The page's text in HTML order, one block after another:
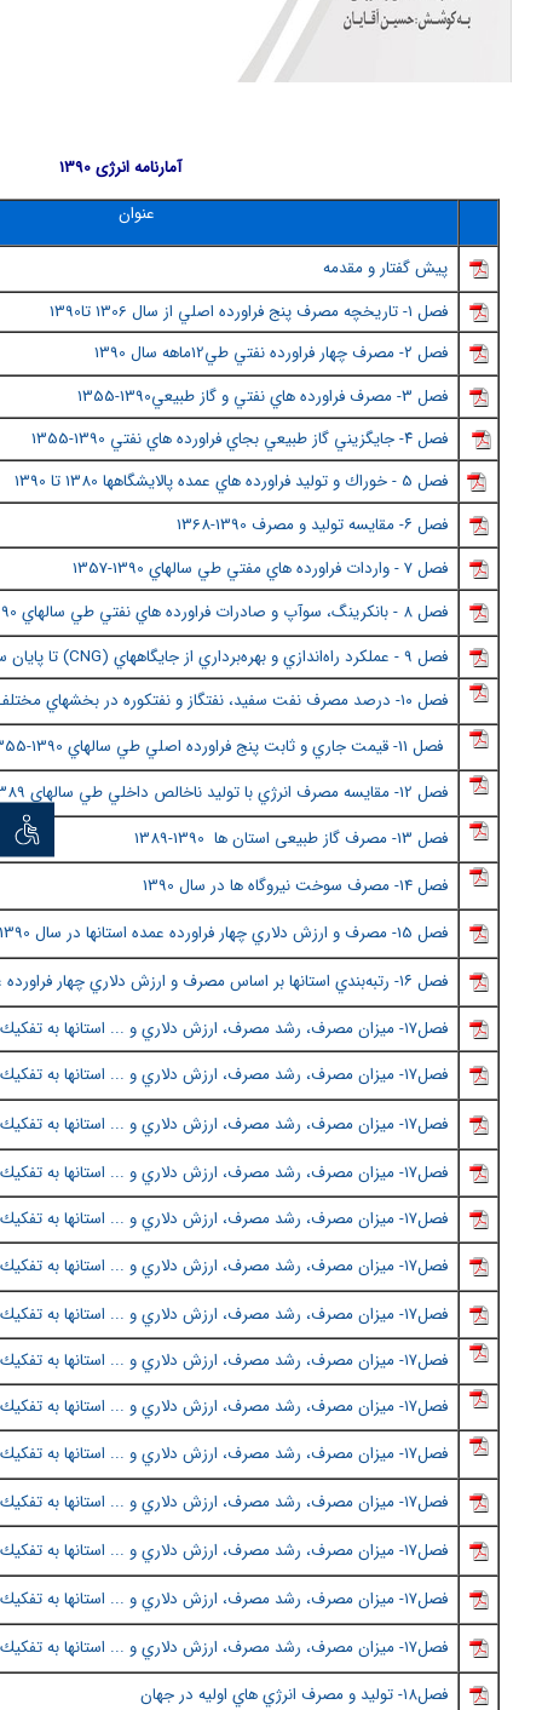
توان
آمارنامه انرژی 1390
عنوان
پيش گفتار و مقدمه
فصل ١- تاريخچه مصرف پنج فراورده اصلي از سال
1306 تا1390
فصل ٢ - مصرف چهار فراورده نفتي طي12ماهه سال 1390
فصل 3- مصرف فراورده هاي نفتي و گاز طبيعي1390-1355
فصل ٤ - جايگزيني گاز طبيعي بجاي فراورده هاي نفتي 1390-1355
فصل 5 - خوراك و توليد فراورده هاي عمده پالايشگاهها 1380 تا 1390
فصل ٦ - مقايسه توليد و مصرف 1390
-1368
فصل 7 - واردات فراورده هاي مفتي طي سالهاي 1390-135
7
فصل ٨
- بانكرينگ، سوآپ و صادرات فراورده هاي نفتي طي سالهاي 1390-1383
فصل 9 - عملكرد راه‌اندازي و بهره‌برداري از جايگاههاي (
CNG) تا پايان
فصل ١٠
- درصد مصرف نفت سفيد، نفتگاز و نفتكوره در بخشهاي مختلف
فصل 11- قيمت جاري و ثابت پنج فراورده اصلي طي سالهاي 1390-1355
فصل 12- مقايسه مصرف انرژي با توليد ناخالص داخلي طي سالهاي 1389-1351
فصل 13- مصرف گاز طبیعی استان ها
1390-1389
فصل14- مصرف سوخت نيروگاه ها در سال 1390
فصل 15- مصرف و ارزش دلاري چهار فراورده عمده استانها در سال 1390
فصل ١٦
- رتبه‌بندي استانها بر اساس مصرف و ارزش دلاري چهار
فصل١٧ - ميزان مصرف، رشد مصرف، ارزش دلاري و ... استانها به
فصل١٧- ميزان مصرف، رشد مصرف، ارزش دلاري و ... استانها به تفكيك شهر - (قسمت دوم)
فصل١٧ -ميزان مصرف، رشد مصرف، ارزش دلاري و ... استانها به
فصل١٧ -ميزان مصرف، رشد مصرف، ارزش دلاري و ... استانها به
فصل١٧ -ميزان مصرف، رشد مصرف، ارزش دلاري و ... استانها به
فصل١٧ -ميزان مصرف، رشد مصرف، ارزش دلاري و ... استانها به
فصل١٧ -ميزان مصرف، رشد مصرف، ارزش دلاري و ... استانها به
فصل١٧ -ميزان مصرف، رشد مصرف، ارزش دلاري و ... استانها به
فصل١٧ -ميزان مصرف، رشد مصرف، ارزش دلاري و ... استانها به
فصل١٧ -ميزان مصرف، رشد مصرف، ارزش دلاري و ... استانها به
فصل١٧ -ميزان مصرف، رشد مصرف، ارزش دلاري و ... استانها به
فصل١٧ -ميزان مصرف، رشد مصرف، ارزش دلاري و ... استانها به
فصل١٧ -ميزان مصرف، رشد مصرف، ارزش دلاري و ... استانها به
فصل١٧ -ميزان مصرف، رشد مصرف، ارزش دلاري و ... استانها به
فصل١٨ - توليد و مصرف انرژي هاي اوليه در جهان